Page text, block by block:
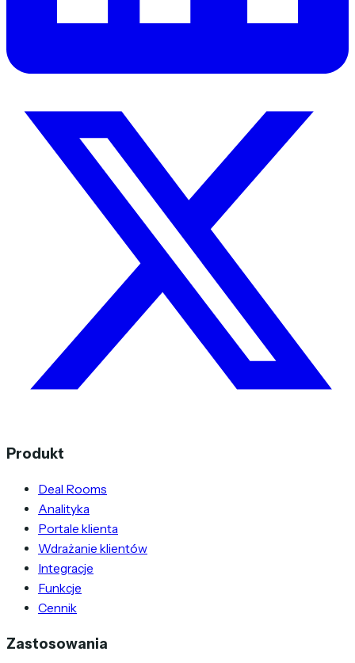
Produkt
Deal Rooms
Analityka
Portale klienta
Wdrażanie klientów
Integracje
Funkcje
Cennik
Zastosowania